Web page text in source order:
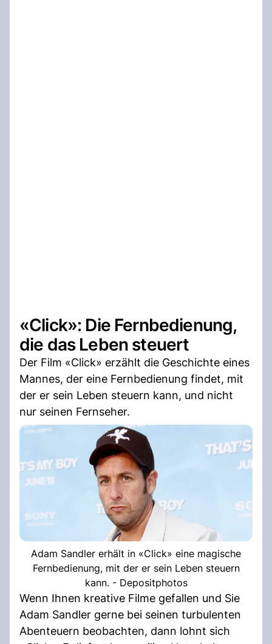
«Click»: Die Fernbedienung,
die das Leben steuert
Der Film «Click» erzählt die Geschichte eines
Mannes, der eine Fernbedienung findet, mit
der er sein Leben steuern kann, und nicht
nur seinen Fernseher.
Adam Sandler erhält in «Click» eine magische
Fernbedienung, mit der er sein Leben steuern
kann. - Depositphotos
Wenn Ihnen kreative Filme gefallen und Sie
Adam Sandler gerne bei seinen turbulenten
Abenteuern beobachten, dann lohnt sich